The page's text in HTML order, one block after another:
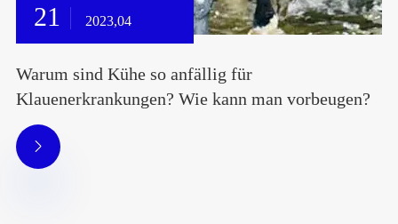
21 2023,04
Warum sind Kühe so anfällig für
Klauenerkrankungen? Wie kann man vorbeugen?
